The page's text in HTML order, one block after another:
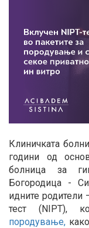
Клиничката
години од
болница за
Богородица -
идните родители
тест (NIPT),
породување,